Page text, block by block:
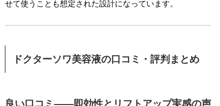
せて使うことも想定された設計になっています。
ドクターソワ美容液の口コミ・評判まとめ
良い口コミ——即効性とリフトアップ実感の声